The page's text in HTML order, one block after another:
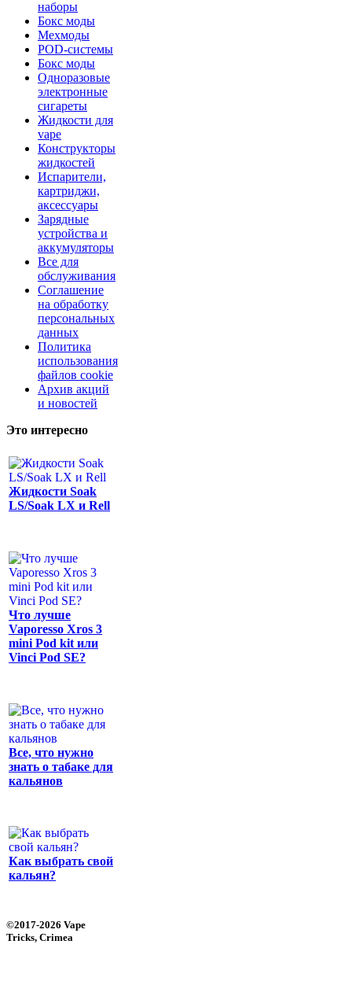
наборы
Бокс моды
Мехмоды
POD-системы
Бокс моды
Одноразовые
электронные
сигареты
Жидкости для
vape
Конструкторы
жидкостей
Испарители,
картриджи,
аксессуары
Зарядные
устройства и
аккумуляторы
Все для
обслуживания
Соглашение
на обработку
персональных
данных
Политика
использования
файлов cookie
Архив акций
и новостей
Это интересно
Жидкости Soak
LS/Soak LX и Rell
Что лучше
Vaporesso Xros 3
mini Pod kit или
Vinci Pod SE?
Все, что нужно
знать о табаке для
кальянов
Как выбрать свой
кальян?
©2017-2026 Vape
Tricks, Crimea